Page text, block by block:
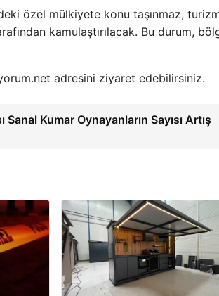
özel mülkiyete konu taşınmaz,
kamulaştırılacak. Bu durum,
adresini ziyaret edebilirsiniz.
Sanal Kumar Oynayanların Sayısı Artış